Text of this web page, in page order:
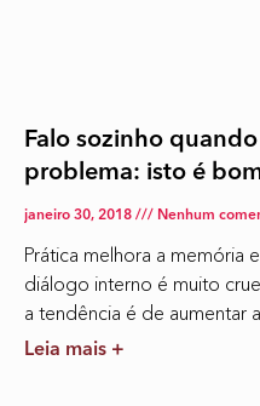
Falo sozinho
problema: isto é
janeiro 30, 2018 Nenhum
Prática melhora a memória
diálogo interno é muito
a tendência é de aumentar a
Leia mais +